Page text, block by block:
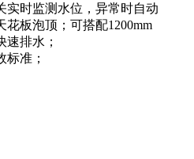
实时监测水位，异常时自动
花板泡顶；可搭配1200mm
速排水；
标准；